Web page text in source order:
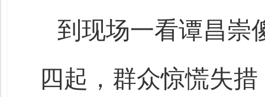
到现场一看谭昌崇
四起，群众惊慌失